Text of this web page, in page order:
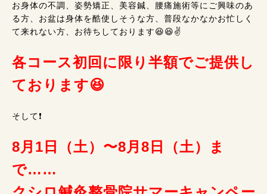
お身体の不調、姿勢矯正、美容鍼、腰痛施術等にご興味のあ
る方、お盆は身体を酷使しそうな方、普段なかなかお忙しく
て来れない方、お待ちしております😆😆✌️
各コース初回に限り半額でご提供し
ております😆
そして❗
8月1日（土）〜8月8日（土）ま
で……